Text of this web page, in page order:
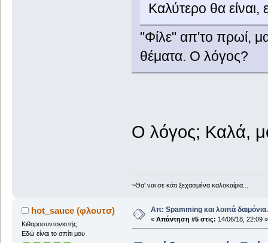
Καλύτερο θα είναι,
"Φίλε" απ'το πρωί,
θέματα. Ο λόγος?
Ο λόγος; Καλά,
~Θα' ναι σε κάτι ξεχασμένα καλοκαίρια...
hot_sauce (φλουτσ)
Κιθαροσυντονιστής
Εδώ είναι το σπίτι μου
Απ: Spamming και λοιπά
« Απάντηση #5 στις: 14/06/18, 22:09 »